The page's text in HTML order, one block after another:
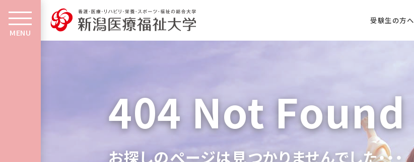
受験生の方へ
MENU
404 Not Found
お探しのページは見つかりませんでした・・・